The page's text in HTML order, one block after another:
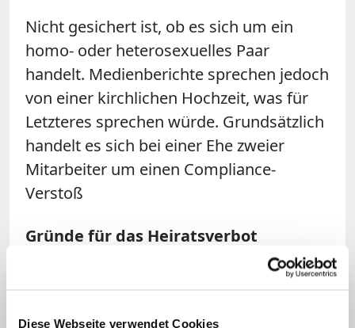
Diese Webseite verwendet Cookies
Nicht gesichert ist, ob es sich um ein
homo- oder heterosexuelles Paar
handelt. Medienberichte sprechen jedoch
von einer kirchlichen Hochzeit, was für
Letzteres sprechen würde. Grundsätzlich
handelt es sich bei einer Ehe zweier
Mitarbeiter um einen Compliance-
Verstoß
Gründe für das Heiratsverbot
Dieses Heiratsverbot ist Folge des